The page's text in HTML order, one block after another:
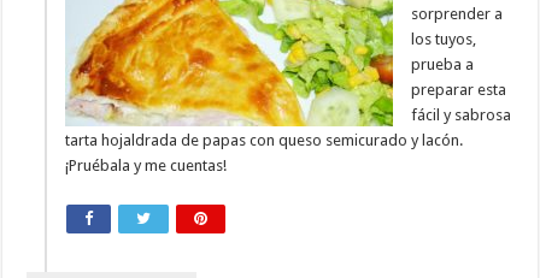
sorprender a
los tuyos,
prueba a
preparar esta
fácil y sabrosa
tarta hojaldrada de papas con queso semicurado y lacón.
¡Pruébala y me cuentas!